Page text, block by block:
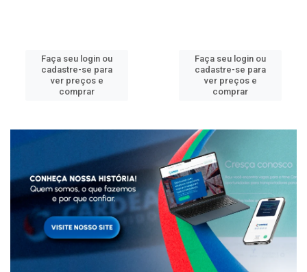
Faça seu login ou
cadastre-se para
ver preços e
comprar
Faça seu login ou
cadastre-se para
ver preços e
comprar